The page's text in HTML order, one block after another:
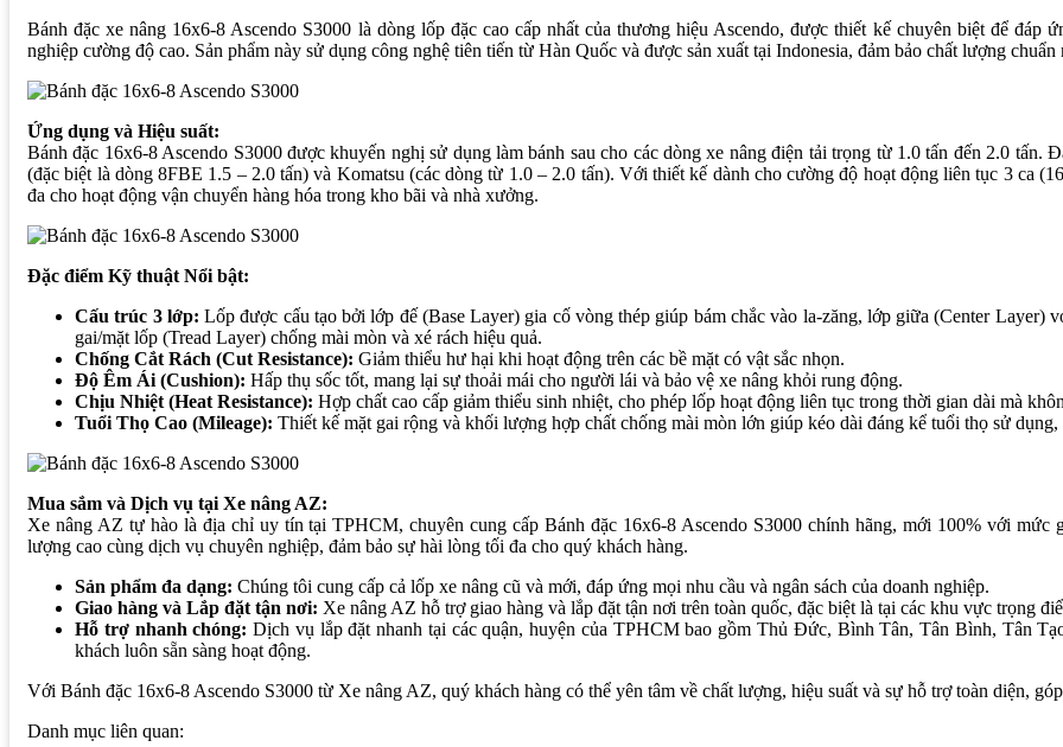
Bánh đặc xe nâng 16x6-8 Ascendo S3000 là dòng lốp đặc cao cấp nhất của thương hiệu Ascendo, được thiết kế chuyên biệt để đáp
nghiệp cường độ cao. Sản phẩm này sử dụng công nghệ tiên tiến từ Hàn Quốc và được sản xuất tại Indonesia, đảm bảo chất lượng
Ứng dụng và Hiệu suất:
Bánh đặc 16x6-8 Ascendo S3000 được khuyến nghị sử dụng làm bánh sau cho các dòng xe nâng điện tải trọng từ 1.0 tấn đến 2.0
(đặc biệt là dòng 8FBE 1.5 – 2.0 tấn) và Komatsu (các dòng từ 1.0 – 2.0 tấn). Với thiết kế dành cho cường độ hoạt động liên tục 3 ca
đa cho hoạt động vận chuyển hàng hóa trong kho bãi và nhà xưởng.
Đặc điểm Kỹ thuật Nổi bật:
Cấu trúc 3 lớp: Lốp được cấu tạo bởi lớp đế (Base Layer) gia cố vòng thép giúp bám chắc vào la-zăng, lớp giữa (Center Layer)
gai/mặt lốp (Tread Layer) chống mài mòn và xé rách hiệu quả.
Chống Cắt Rách (Cut Resistance): Giảm thiểu hư hại khi hoạt động trên các bề mặt có vật sắc nhọn.
Độ Êm Ái (Cushion): Hấp thụ sốc tốt, mang lại sự thoải mái cho người lái và bảo vệ xe nâng khỏi rung động.
Chịu Nhiệt (Heat Resistance): Hợp chất cao cấp giảm thiểu sinh nhiệt, cho phép lốp hoạt động liên tục trong thời gian dài mà
Tuổi Thọ Cao (Mileage): Thiết kế mặt gai rộng và khối lượng hợp chất chống mài mòn lớn giúp kéo dài đáng kể tuổi thọ sử
Mua sắm và Dịch vụ tại Xe nâng AZ:
Xe nâng AZ tự hào là địa chỉ uy tín tại TPHCM, chuyên cung cấp Bánh đặc 16x6-8 Ascendo S3000 chính hãng, mới 100% với mức
lượng cao cùng dịch vụ chuyên nghiệp, đảm bảo sự hài lòng tối đa cho quý khách hàng.
Sản phẩm đa dạng: Chúng tôi cung cấp cả lốp xe nâng cũ và mới, đáp ứng mọi nhu cầu và ngân sách của doanh nghiệp.
Giao hàng và Lắp đặt tận nơi: Xe nâng AZ hỗ trợ giao hàng và lắp đặt tận nơi trên toàn quốc, đặc biệt là tại các khu vực
Hỗ trợ nhanh chóng: Dịch vụ lắp đặt nhanh tại các quận, huyện của TPHCM bao gồm Thủ Đức, Bình Tân, Tân Bình, Tân
khách luôn sẵn sàng hoạt động.
Với Bánh đặc 16x6-8 Ascendo S3000 từ Xe nâng AZ, quý khách hàng có thể yên tâm về chất lượng, hiệu suất và sự hỗ trợ toàn diện,
Danh mục liên quan: